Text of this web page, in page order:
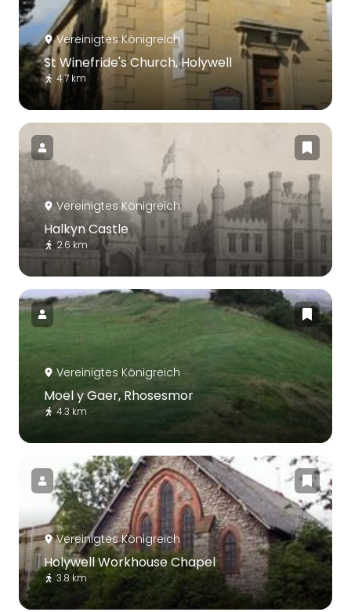
Vereinigtes Königreich
St Winefride's Church, Holywell
4.7 km
Vereinigtes Königreich
Halkyn Castle
2.6 km
Vereinigtes Königreich
Moel y Gaer, Rhosesmor
4.3 km
Vereinigtes Königreich
Holywell Workhouse Chapel
3.8 km